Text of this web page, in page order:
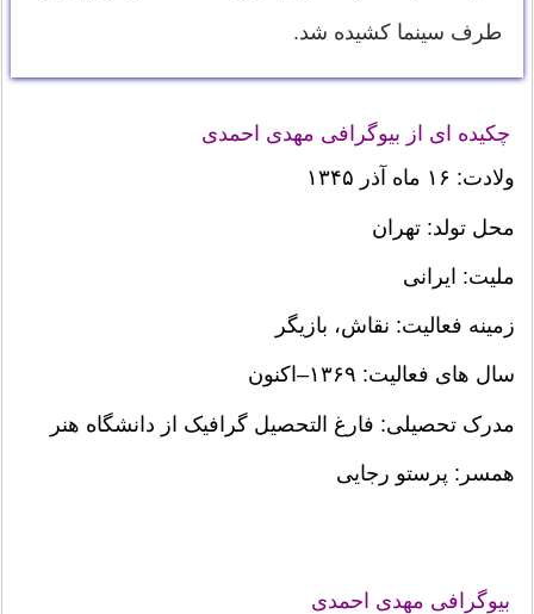
طرف سینما کشیده شد.
چکیده ای از بیوگرافی مهدی احمدی
ولادت: ۱۶ ماه آذر ۱۳۴۵ ‏
محل تولد: تهران
ملیت: ایرانی
زمینه فعالیت: نقاش، بازیگر
سال های فعالیت: ۱۳۶۹–اکنون
مدرک تحصیلی: فارغ التحصیل گرافیک از دانشگاه هنر
همسر: پرستو رجایی
بیوگرافی مهدی احمدی